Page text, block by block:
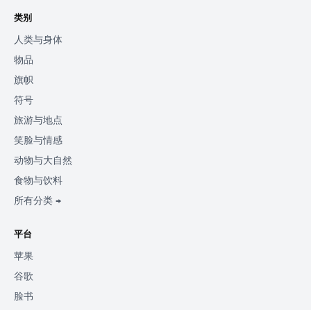
类别
人类与身体
物品
旗帜
符号
旅游与地点
笑脸与情感
动物与大自然
食物与饮料
所有分类 →
平台
苹果
谷歌
脸书